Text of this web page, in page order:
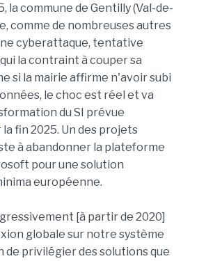
la commune de Gentilly (Val-de-
comme de nombreuses autres
cyberattaque, tentative
la contraint à couper sa
si la mairie affirme n'avoir subi
le choc est réel et va
du SI prévue
fin 2025. Un des projets
à abandonner la plateforme
pour une solution
européenne.
[à partir de 2020]
globale sur notre système
privilégier des solutions que